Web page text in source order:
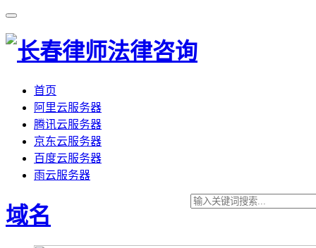
首页
阿里云服务器
腾讯云服务器
京东云服务器
百度云服务器
雨云服务器
域名